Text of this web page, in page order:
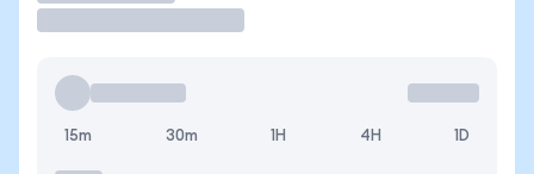
15m 30m 1H 4H 1D